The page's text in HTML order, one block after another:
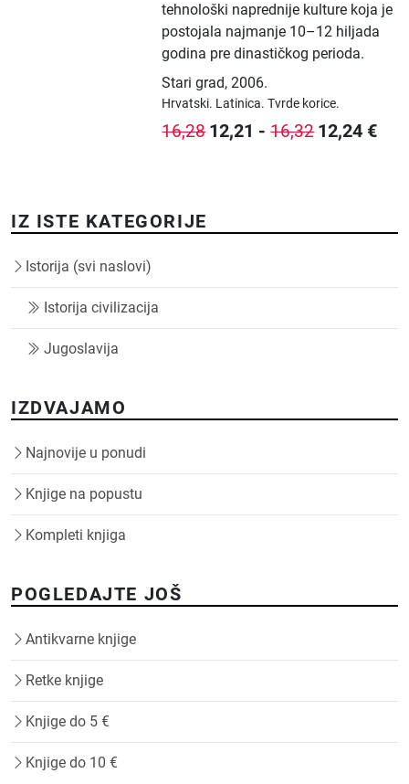
tehnološki naprednije kulture koja je
postojala najmanje 10–12 hiljada
godina pre dinastičkog perioda.
Stari grad,2006.
Hrvatski. Latinica.Tvrde korice.
16,28 12,21 -16,32 12,24 €
IZ ISTE KATEGORIJE
Istorija (svi naslovi)
Istorija civilizacija
Jugoslavija
IZDVAJAMO
Najnovije u ponudi
Knjige na popustu
Kompleti knjiga
POGLEDAJTE JOŠ
Antikvarne knjige
Retke knjige
Knjige do 5 €
Knjige do 10 €